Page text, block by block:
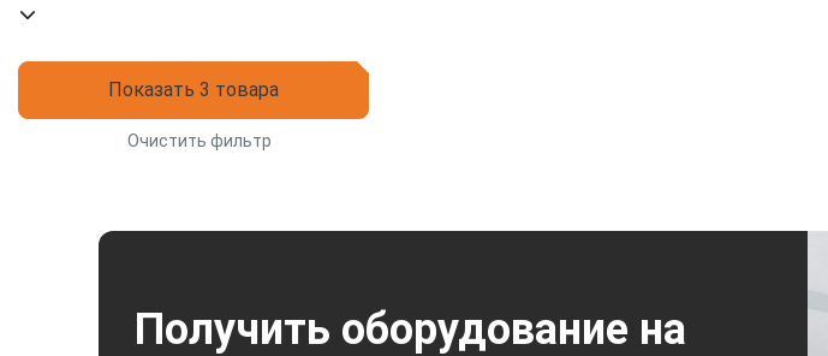
Показать 3 товара
Очистить фильтр
Получить оборудование на